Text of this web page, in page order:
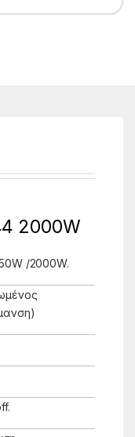
2000W
/2000W.